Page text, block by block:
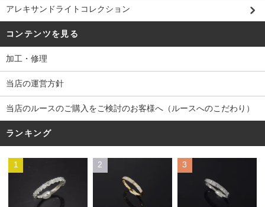
アレキサンドライトコレクション
コンテンツを見る
加工・修理
当店の運営方針
当店のルースのご購入をご検討のお客様へ（ルースへのこだわり）
ランキング
1 2 3